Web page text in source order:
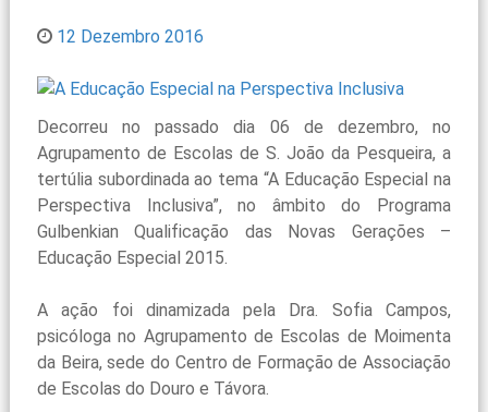
12 Dezembro 2016
Decorreu no passado dia 06 de dezembro, no
Agrupamento de Escolas de S. João da Pesqueira, a
tertúlia subordinada ao tema “A Educação Especial na
Perspectiva Inclusiva”, no âmbito do Programa
Gulbenkian Qualificação das Novas Gerações –
Educação Especial 2015.
A ação foi dinamizada pela Dra. Sofia Campos,
psicóloga no Agrupamento de Escolas de Moimenta
da Beira, sede do Centro de Formação de Associação
de Escolas do Douro e Távora.